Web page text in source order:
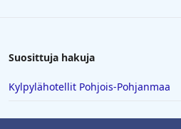
Suosittuja hakuja
Kylpylähotellit Pohjois-Pohjanmaa